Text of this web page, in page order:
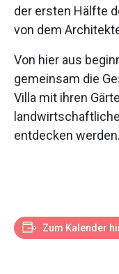
der ersten Hälfte
von dem
Von hier aus
gemeinsam die
Villa mit ihren
entdecken werden.
Zum Kalender